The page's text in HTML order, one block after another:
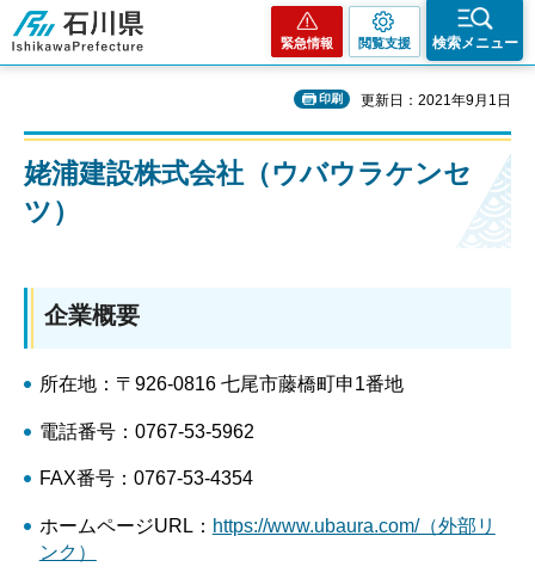
石川県
緊急情報 閲覧支援 検索メニュー
印刷 更新日：2021年9月1日
姥浦建設株式会社（ウバウラケンセ
ツ）
企業概要
所在地：〒926-0816 七尾市藤橋町申1番地
電話番号：0767-53-5962
FAX番号：0767-53-4354
ホームページURL： https://www.ubaura.com/（外部リ
ンク）